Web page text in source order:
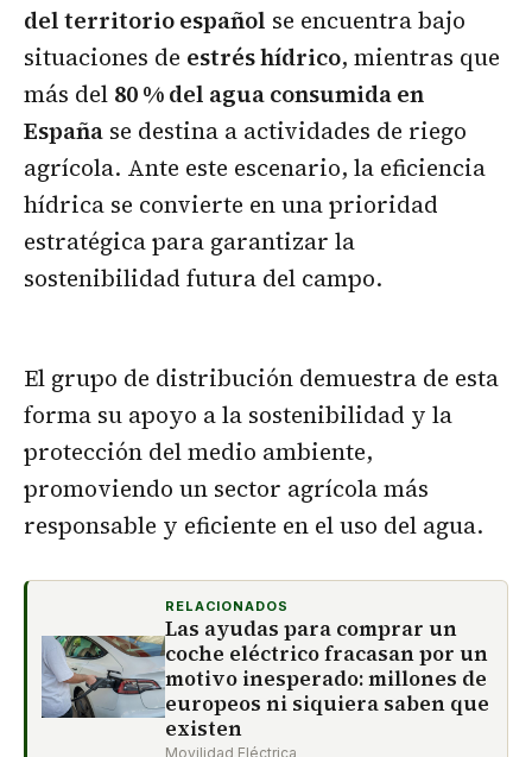
del territorio español se encuentra bajo
situaciones de estrés hídrico, mientras que
más del 80 % del agua consumida en
España se destina a actividades de riego
agrícola. Ante este escenario, la eficiencia
hídrica se convierte en una prioridad
estratégica para garantizar la
sostenibilidad futura del campo.
El grupo de distribución demuestra de esta
forma su apoyo a la sostenibilidad y la
protección del medio ambiente,
promoviendo un sector agrícola más
responsable y eficiente en el uso del agua.
RELACIONADOS
Las ayudas para comprar un
coche eléctrico fracasan por un
motivo inesperado: millones de
europeos ni siquiera saben que
existen
Movilidad Eléctrica